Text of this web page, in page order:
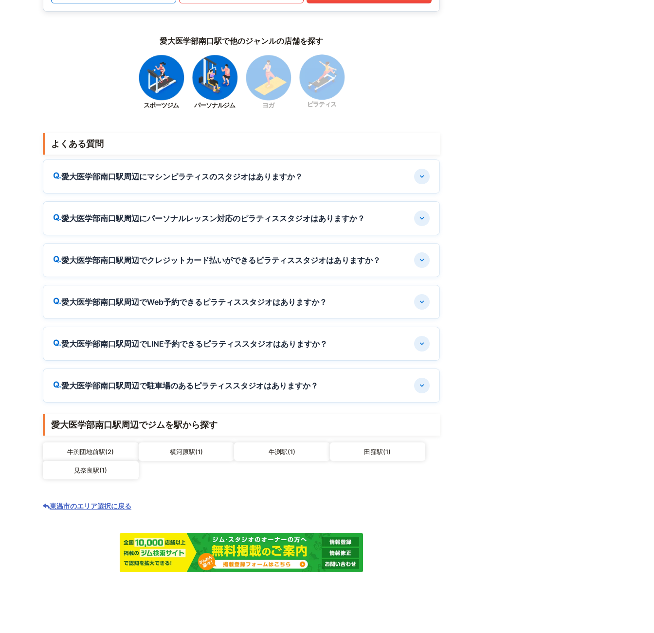
愛大医学部南口駅で他のジャンルの店舗を探す
スポーツジム パーソナルジム ヨガ ピラティス
よくある質問
愛大医学部南口駅周辺にマシンピラティスのスタジオはありますか？
愛大医学部南口駅周辺にパーソナルレッスン対応のピラティススタジオはありますか？
愛大医学部南口駅周辺でクレジットカード払いができるピラティススタジオはありますか？
愛大医学部南口駅周辺でWeb予約できるピラティススタジオはありますか？
愛大医学部南口駅周辺でLINE予約できるピラティススタジオはありますか？
愛大医学部南口駅周辺で駐車場のあるピラティススタジオはありますか？
愛大医学部南口駅周辺でジムを駅から探す
牛渕団地前駅(2) 横河原駅(1) 牛渕駅(1) 田窪駅(1)
見奈良駅(1)
東温市のエリア選択に戻る